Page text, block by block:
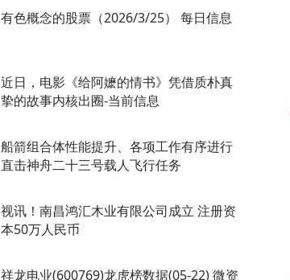
有色概念的股票（2026/3/25） 每日信息
近日，电影《给阿嬷的情书》凭借质朴真
挚的故事内核出圈-当前信息
船箭组合体性能提升、各项工作有序进行
直击神舟二十三号载人飞行任务
视讯！南昌鸿汇木业有限公司成立 注册资
本50万人民币
祥龙电业(600769)龙虎榜数据(05-22) 微资